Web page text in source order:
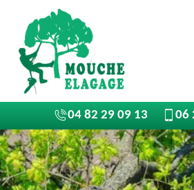
04 82 29 09 13 06